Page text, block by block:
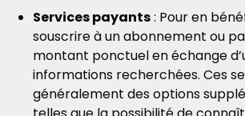
Services payants: Pour en
souscrire à un abonnement ou
montant ponctuel en échange
informations recherchées. Ces
généralement des options